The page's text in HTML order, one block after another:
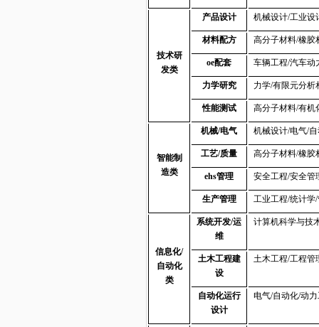
技术研
发类
产品设计 机械设计/工业设
材料配方 高分子材料/橡胶
oe配套 车辆工程/汽车动
力学研究 力学/有限元分析
性能测试 高分子材料/有机
智能制
造类
机械/电气 机械设计/电气/
工艺/质量 高分子材料/橡胶
ehs管理 安全工程/安全管
生产管理 工业工程/统计学
信息化/
自动化
类
系统开发/运
维
计算机科学与技
土木工程建
设
土木工程/工程管
自动化运行
设计
电气/自动化/动